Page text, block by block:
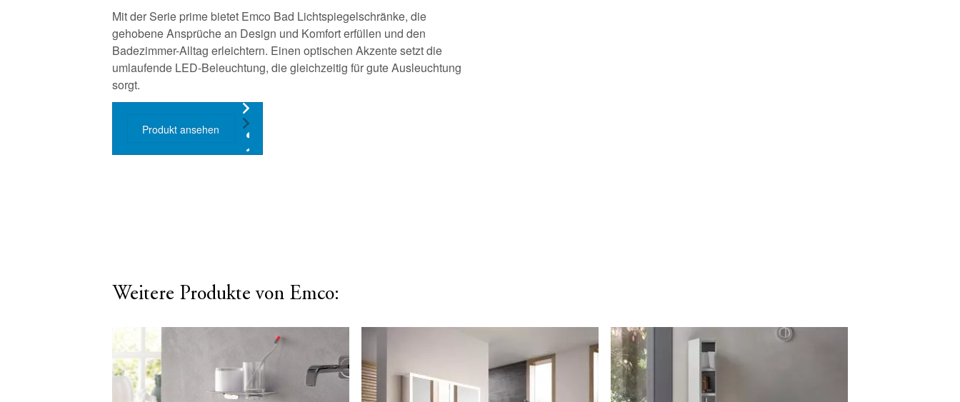
Mit der Serie prime bietet Emco Bad Lichtspiegelschränke, die
gehobene Ansprüche an Design und Komfort erfüllen und den
Badezimmer-Alltag erleichtern. Einen optischen Akzente setzt die
umlaufende LED-Beleuchtung, die gleichzeitig für gute Ausleuchtung
sorgt.
Produkt ansehen
Weitere Produkte von Emco: